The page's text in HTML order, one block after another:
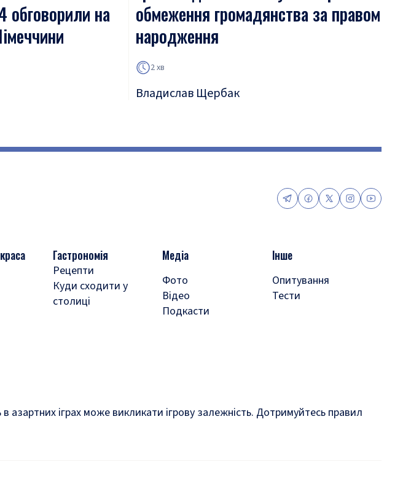
обговорили на
обмеження громадянства за правом
народження
2 хв
Владислав Щербак
Гастрономія
Рецепти
Куди сходити у
столиці
Медіа
Фото
Відео
Подкасти
Інше
Опитування
Тести
азартних іграх може викликати ігрову залежність. Дотримуйтесь правил